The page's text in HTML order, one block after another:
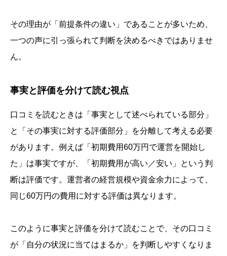
その理由が「前提条件の違い」であることが多いため、
一つの声に引っ張られて判断を決めるべきではありませ
ん。
事実と評価を分けて読む視点
口コミを読むときは「事実として述べられている部分」
と「その事実に対する評価部分」を分離して考える必要
があります。例えば「初期費用60万円で運営を開始し
た」は事実ですが、「初期費用が高い／安い」という判
断は評価です。運営者の経営規模や資金余力によって、
同じ60万円の費用に対する評価は異なります。
このように事実と評価を分けて読むことで、その口コミ
が「自分の状況に当てはまるか」を判断しやすくなりま